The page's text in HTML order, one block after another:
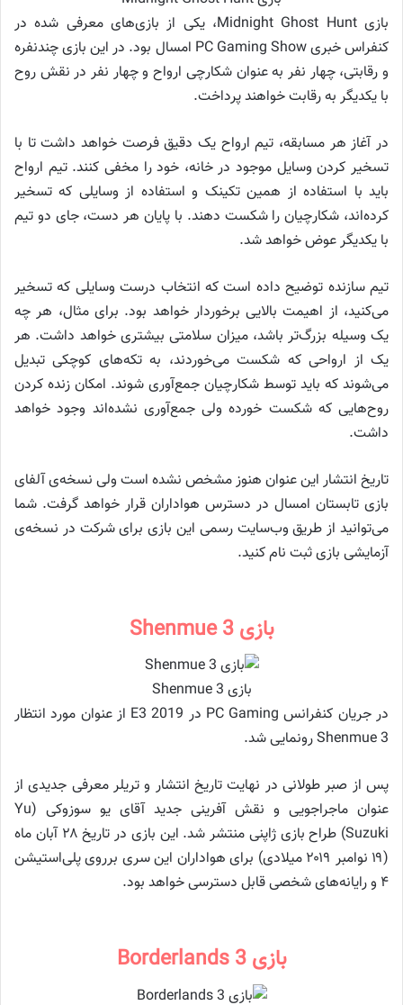
بازی Midnight Ghost Hunt، یکی از بازی‌های معرفی شده در
کنفراس خبری PC Gaming Show امسال بود. در این بازی چندنفره
و رقابتی، چهار نفر به عنوان شکارچی ارواح و چهار نفر در نقش روح
با یکدیگر به رقابت خواهند پرداخت.
در آغاز هر مسابقه، تیم ارواح یک دقیق فرصت خواهد داشت تا با
تسخیر کردن وسایل موجود در خانه، خود را مخفی کنند. تیم ارواح
باید با استفاده از همین تکینک و استفاده از وسایلی که تسخیر
کرده‌اند، شکارچیان را شکست دهند. با پایان هر دست، جای دو تیم
با یکدیگر عوض خواهد شد.
تیم سازنده توضیح داده است که انتخاب درست وسایلی که تسخیر
می‌کنید، از اهیمت بالایی برخوردار خواهد بود. برای مثال، هر چه
یک وسیله بزرگ‌تر باشد، میزان سلامتی بیشتری خواهد داشت. هر
یک از ارواحی که شکست می‌خوردند، به تکه‌های کوچکی تبدیل
می‌شوند که باید توسط شکارچیان جمع‌آوری شوند. امکان زنده کردن
روح‌هایی که شکست خورده ولی جمع‌آوری نشده‌اند وجود خواهد
داشت.
تاریخ انتشار این عنوان هنوز مشخص نشده است ولی نسخه‌ی آلفای
بازی تابستان امسال در دسترس هواداران قرار خواهد گرفت. شما
می‌توانید از طریق وب‌سایت رسمی این بازی برای شرکت در نسخه‌ی
آزمایشی بازی ثبت نام کنید.
بازی Shenmue 3
بازی Shenmue 3
در جریان کنفرانس PC Gaming در E3 2019 از عنوان مورد انتظار
Shenmue 3 رونمایی شد.
پس از صبر طولانی در نهایت تاریخ انتشار و تریلر معرفی جدیدی از
عنوان ماجراجویی و نقش آفرینی جدید آقای یو سوزوکی (Yu
Suzuki) طراح بازی ژاپنی منتشر شد. این بازی در تاریخ ۲۸ آبان ماه
(۱۹ نوامبر ۲۰۱۹ میلادی) برای هواداران این سری برروی پلی‌استیشن
۴ و رایانه‌های شخصی قابل دسترسی خواهد بود.
بازی Borderlands 3